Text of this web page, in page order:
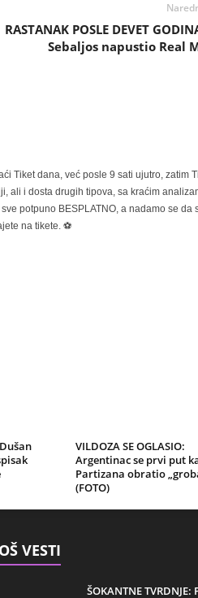
RASTANAK POSLE DEVET
Sebaljos napustio Real
Tiket dana, već posle 9 sati ujutro, zatim
ali i dosta drugih tipova, sa kraćim
potpuno BESPLATNO, a nadamo se da
na tikete. ⚽
VILDOZA SE OGLASIO:
Argentinac se prvi put
Partizana obratio
(FOTO)
VESTI
ŠOKANTNE